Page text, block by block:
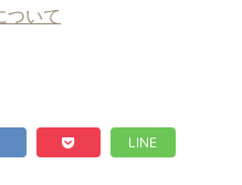
ついて
LINE